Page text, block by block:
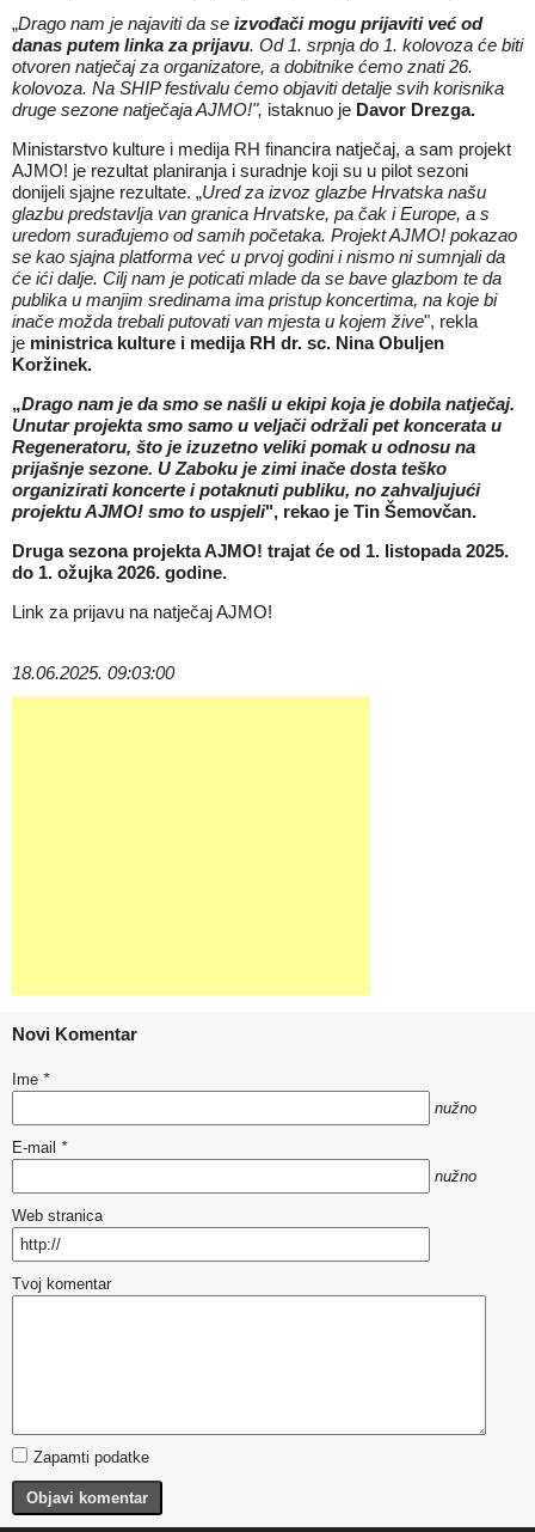
„Drago nam je najaviti da se izvođači mogu prijaviti već od
danas putem linka za prijavu. Od 1. srpnja do 1. kolovoza će biti
otvoren natječaj za organizatore, a dobitnike ćemo znati 26.
kolovoza. Na SHIP festivalu ćemo objaviti detalje svih korisnika
druge sezone natječaja AJMO!", istaknuo je Davor Drezga.
Ministarstvo kulture i medija RH financira natječaj, a sam projekt
AJMO! je rezultat planiranja i suradnje koji su u pilot sezoni
donijeli sjajne rezultate. „Ured za izvoz glazbe Hrvatska našu
glazbu predstavlja van granica Hrvatske, pa čak i Europe, a s
uredom surađujemo od samih početaka. Projekt AJMO! pokazao
se kao sjajna platforma već u prvoj godini i nismo ni sumnjali da
će ići dalje. Cilj nam je poticati mlade da se bave glazbom te da
publika u manjim sredinama ima pristup koncertima, na koje bi
inače možda trebali putovati van mjesta u kojem žive", rekla
je ministrica kulture i medija RH dr. sc. Nina Obuljen
Koržinek.
„Drago nam je da smo se našli u ekipi koja je dobila natječaj.
Unutar projekta smo samo u veljači održali pet koncerata u
Regeneratoru, što je izuzetno veliki pomak u odnosu na
prijašnje sezone. U Zaboku je zimi inače dosta teško
organizirati koncerte i potaknuti publiku, no zahvaljujući
projektu AJMO! smo to uspjeli", rekao je Tin Šemovčan.
Druga sezona projekta AJMO! trajat će od 1. listopada 2025.
do 1. ožujka 2026. godine.
Link za prijavu na natječaj AJMO!
18.06.2025. 09:03:00
Novi Komentar
Ime *
nužno
E-mail *
nužno
Web stranica
Tvoj komentar
Zapamti podatke
Objavi komentar